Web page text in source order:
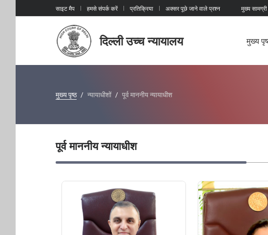
साइट मैप हमसे संपर्क करें प्रतिक्रिया अक्सर पूछे जाने वाले प्रश्न मुख्य
दिल्ली उच्च न्यायालय मुख्य
मुख्य पृष्ठ न्यायाधीशों पूर्व माननीय न्यायाधीश
पूर्व माननीय न्यायाधीश